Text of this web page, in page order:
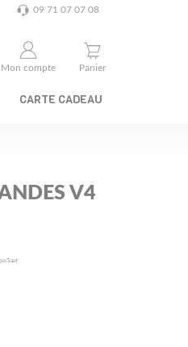
09 71 07 07 08
Mon compte Panier
CARTE CADEAU
V4